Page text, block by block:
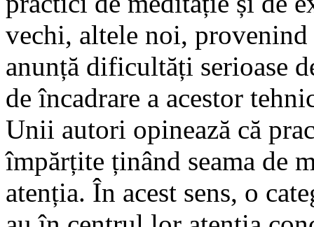
vechi, altele noi,
anunță dificultăți serioase
de încadrare a acestor
Unii autori opinează că
împărțite ținând seama de
atenția. În acest sens, o